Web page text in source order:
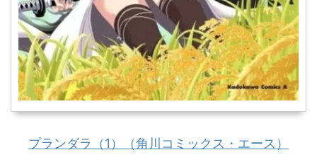
プランダラ（1）（角川コミックス・エース）